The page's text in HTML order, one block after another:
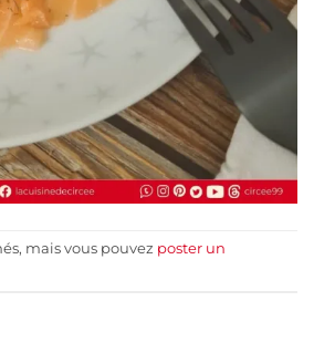
mais vous pouvez poster un